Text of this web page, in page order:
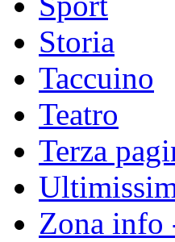
Storia
Taccuino
Teatro
Terza
Zona info